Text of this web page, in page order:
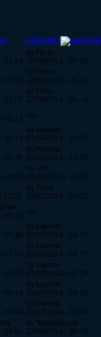
Last reply
12:44
by Fkron
12/28/2013 - 05:09
07:05
by Fkron
12/28/2013 - 05:12
11:17
by Fkron
12/28/2013 - 05:19
05:24 n/a
10:12
by Ivannm
01/04/2014 - 10:37
10:36
by Pensee
01/15/2014 - 18:00
10:35
by Jilh
01/20/2014 - 12:40
12:21
by Tiose
02/01/2014 - 04:52
05:10 n/a
05:30
by Ivannm
02/07/2014 - 08:32
17:29
by Ivannm
02/07/2014 - 08:35
06:47
by Ivannm
02/07/2014 - 08:38
00:14
by Ivannm
02/07/2014 - 08:40
04:49
by Ivannm
02/07/2014 - 08:43
16:52
by Shadoxluniik
02/08/2014 - 20:28